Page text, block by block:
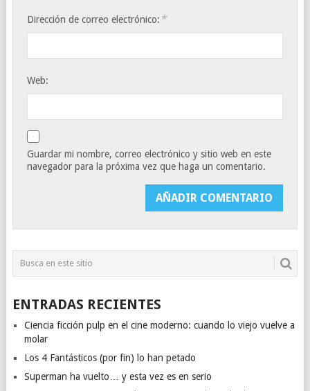
Dirección de correo electrónico: *
Web:
Guardar mi nombre, correo electrónico y sitio web en este
navegador para la próxima vez que haga un comentario.
ENTRADAS RECIENTES
Ciencia ficción pulp en el cine moderno: cuando lo viejo vuelve a
molar
Los 4 Fantásticos (por fin) lo han petado
Superman ha vuelto… y esta vez es en serio